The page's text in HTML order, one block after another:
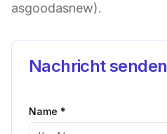
asgoodasnew).
Nachricht senden
Name *